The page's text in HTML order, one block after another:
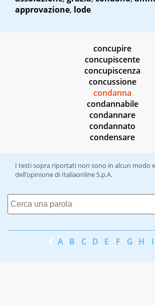
approvazione, lode
concupire
concupiscente
concupiscenza
concussione
condanna
condannabile
condannare
condannato
condensare
I testi sopra riportati non sono in alcun modo
dell’opinione di Italiaonline S.p.A.
A B C D E F G H I